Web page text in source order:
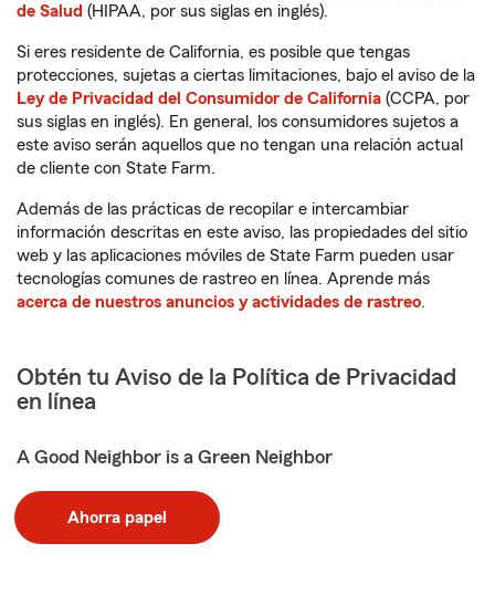
de Salud (HIPAA, por sus siglas en inglés).
Si eres residente de California, es posible que tengas
protecciones, sujetas a ciertas limitaciones, bajo el aviso de la
Ley de Privacidad del Consumidor de California (CCPA, por
sus siglas en inglés). En general, los consumidores sujetos a
este aviso serán aquellos que no tengan una relación actual
de cliente con State Farm.
Además de las prácticas de recopilar e intercambiar
información descritas en este aviso, las propiedades del sitio
web y las aplicaciones móviles de State Farm pueden usar
tecnologías comunes de rastreo en línea. Aprende más
acerca de nuestros anuncios y actividades de rastreo.
Obtén tu Aviso de la Política de Privacidad
en línea
A Good Neighbor is a Green Neighbor
Ahorra papel